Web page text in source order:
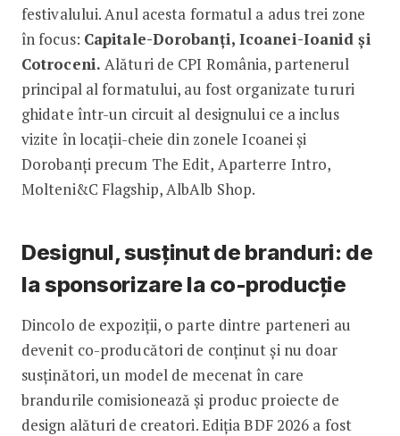
festivalului. Anul acesta formatul a adus trei zone
în focus: Capitale-Dorobanți, Icoanei-Ioanid și
Cotroceni.Alături de CPI România, partenerul
principal al formatului, au fost organizate tururi
ghidate într-un circuit al designului ce a inclus
vizite în locații-cheie din zonele Icoanei și
Dorobanți precum The Edit, Aparterre Intro,
Molteni&C Flagship, AlbAlb Shop.
Designul, susținut de branduri: de
la sponsorizare la co-producție
Dincolo de expoziții, o parte dintre parteneri au
devenit co-producători de conținut și nu doar
susținători, un model de mecenat în care
brandurile comisionează și produc proiecte de
design alături de creatori. Ediția BDF 2026 a fost